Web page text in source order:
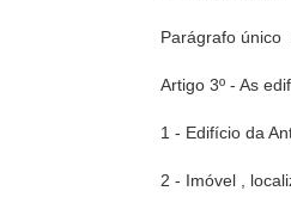
Parágrafo único
Artigo 3º - As
1 - Edifício da
2 - Imóvel ,